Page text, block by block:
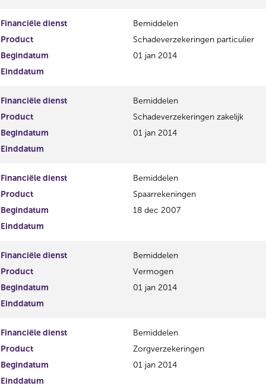
Financiële dienst
Bemiddelen
Product
Schadeverzekeringen particulier
Begindatum
01 jan 2014
Einddatum
Financiële dienst
Bemiddelen
Product
Schadeverzekeringen zakelijk
Begindatum
01 jan 2014
Einddatum
Financiële dienst
Bemiddelen
Product
Spaarrekeningen
Begindatum
18 dec 2007
Einddatum
Financiële dienst
Bemiddelen
Product
Vermogen
Begindatum
01 jan 2014
Einddatum
Financiële dienst
Bemiddelen
Product
Zorgverzekeringen
Begindatum
01 jan 2014
Einddatum